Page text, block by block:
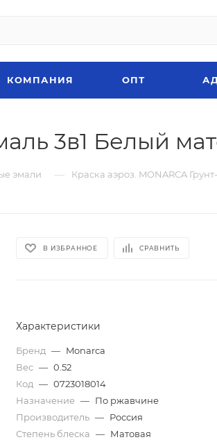
КОМПАНИЯ ОПТ
3в1 Белый
эмали — Краска аэроз. MONARCA
В ИЗБРАННОЕ СРАВНИТЬ
Характеристики
Бренд — Monarca
Вес — 0.52
Код — 0723018014
Назначение — По ржавчине
Производитель — Россия
Степень блеска — Матовая